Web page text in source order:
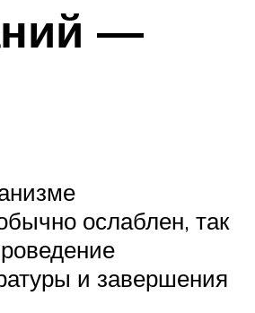
—
ослаблен, так
и завершения